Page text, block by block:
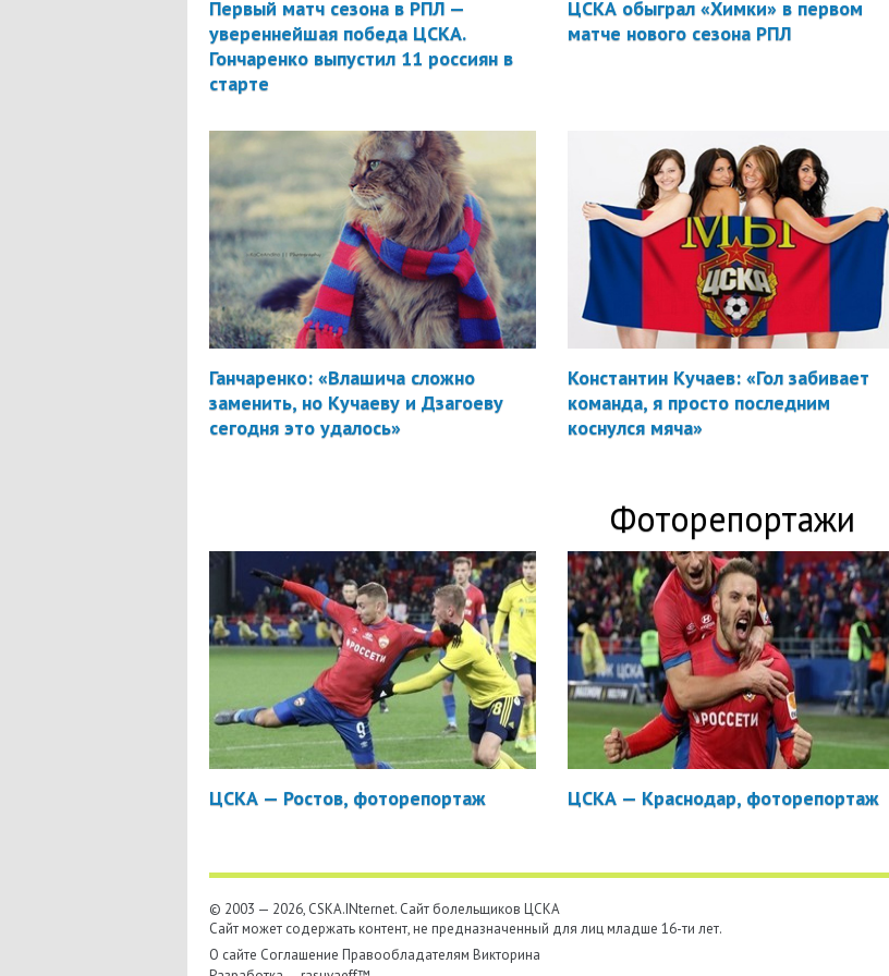
Первый матч сезона в РПЛ —
увереннейшая победа ЦСКА.
Гончаренко выпустил 11 россиян в
старте
ЦСКА обыграл «Химки» в первом
матче нового сезона РПЛ
Ганчаренко: «Влашича сложно
заменить, но Кучаеву и Дзагоеву
сегодня это удалось»
Константин Кучаев: «Гол забивает
команда, я просто последним
коснулся мяча»
Фоторепортажи
ЦСКА — Ростов, фоторепортаж ЦСКА — Краснодар, фоторепортаж
© 2003 — 2026, CSKA.INternet. Cайт болельщиков ЦСКА
Сайт может содержать контент, не предназначенный для лиц младше 16-ти лет.
О сайте Соглашение Правообладателям Викторина